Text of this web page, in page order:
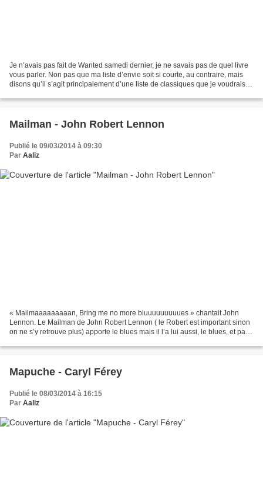
Je n’avais pas fait de Wanted samedi dernier, je ne savais pas de quel livre
vous parler. Non pas que ma liste d’envie soit si courte, au contraire, mais
disons qu’il s’agit principalement d’une liste de classiques que je voudrais
Mailman - John Robert Lennon
Publié le 09/03/2014 à 09:30
Par Aaliz
« Mailmaaaaaaaaan, Bring me no more bluuuuuuuuues » chantait John
Lennon. Le Mailman de John Robert Lennon ( le Robert est important sinon
on ne s’y retrouve plus) apporte le blues mais il l’a lui aussi, le blues, et pas
Mapuche - Caryl Férey
Publié le 08/03/2014 à 16:15
Par Aaliz